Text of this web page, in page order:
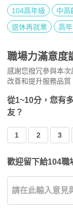
104高年級 中高
退休再就業
高
職場力滿意度
感謝您撥冗參與本
改善和提升服務品質
從1~10分，您有
友？
1 2 3
歡迎留下給104職